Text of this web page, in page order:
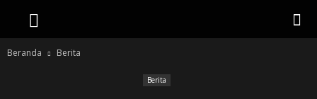
Beranda Berita
Berita